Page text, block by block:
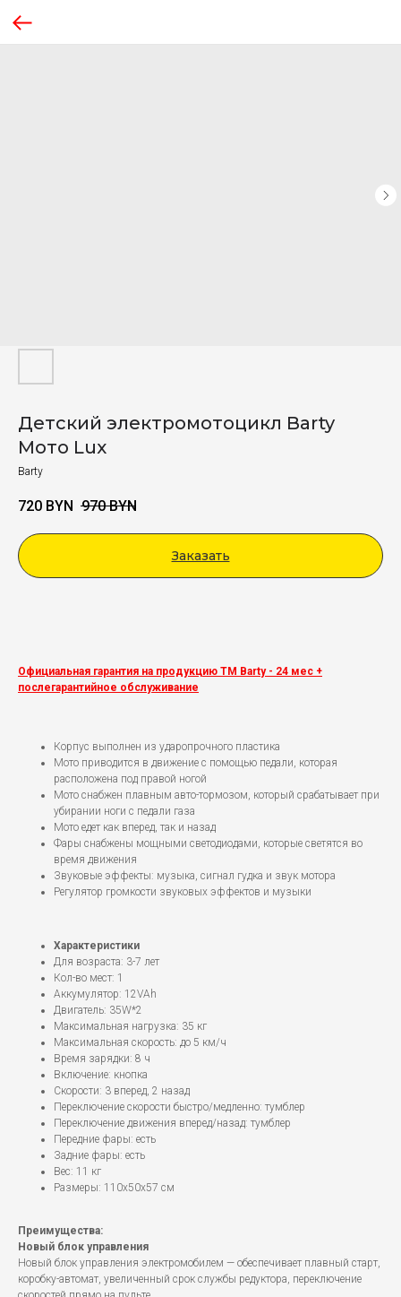
Детский электромотоцикл Barty
Мото Lux
Barty
720 BYN 970 BYN
Заказать
Официальная гарантия на продукцию ТМ Barty - 24 мес +
послегарантийное обслуживание
Корпус выполнен из ударопрочного пластика
Мото приводится в движение с помощью педали, которая
расположена под правой ногой
Мото снабжен плавным авто-тормозом, который срабатывает при
убирании ноги с педали газа
Мото едет как вперед, так и назад
Фары снабжены мощными светодиодами, которые светятся во
время движения
Звуковые эффекты: музыка, сигнал гудка и звук мотора
Регулятор громкости звуковых эффектов и музыки
Характеристики
Для возраста: 3-7 лет
Кол-во мест: 1
Аккумулятор: 12VAh
Двигатель: 35W*2
Максимальная нагрузка: 35 кг
Максимальная скорость: до 5 км/ч
Время зарядки: 8 ч
Включение: кнопка
Скорости: 3 вперед, 2 назад
Переключение скорости быстро/медленно: тумблер
Переключение движения вперед/назад: тумблер
Передние фары: есть
Задние фары: есть
Вес: 11 кг
Размеры: 110x50x57 см
Преимущества:
Новый блок управления
Новый блок управления электромобилем — обеспечивает плавный старт,
коробку-автомат, увеличенный срок службы редуктора, переключение